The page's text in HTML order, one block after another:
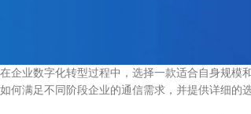
在企业数字化转型过程中，选择一款适合自身规模
如何满足不同阶段企业的通信需求，并提供详细的